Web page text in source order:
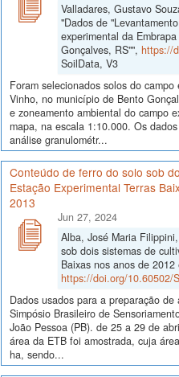
Valladares, Gustavo
"Dados de
experimental da
Gonçalves, RS"", https://
SoilData, V3
Foram selecionados solos do
Vinho, no município de Bento
e zoneamento ambiental do campo
mapa, na escala 1:10.000. Os
análise granulométr...
Conteúdo de ferro do solo sob
Estação Experimental Terras
2013
Jun 27, 2024
Alba, José Maria
sob dois sistemas de
Baixas nos anos de 2012
https://doi.org/10.60502/
Dados usados para a preparação
Simpósio Brasileiro de
João Pessoa (PB). de 25 a 29 de
área da ETB foi amostrada, cuja
ha, sendo...